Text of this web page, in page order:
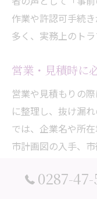
作業や許認可手続
多く、実務上のト
営業・見積時に
営業や見積もりの
に整理し、抜け漏
では、企業名や所
市計画図の入手、
められます。これ
を未然に防ぐことが
0287-